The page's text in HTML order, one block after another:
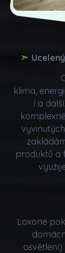
➣
klima,
í a
produktů a
Loxone